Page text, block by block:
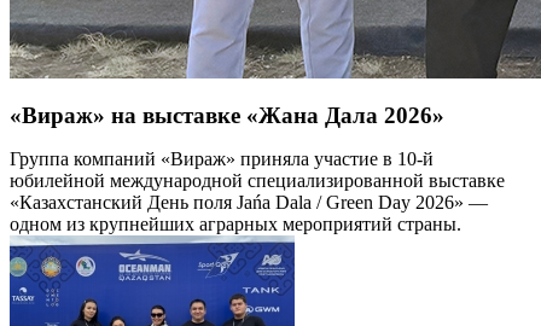
«Вираж» на выставке «Жана Дала 2026»
Группа компаний «Вираж» приняла участие в 10-й
юбилейной международной специализированной выставке
«Казахстанский День поля Jańa Dala / Green Day 2026» —
одном из крупнейших аграрных мероприятий страны.